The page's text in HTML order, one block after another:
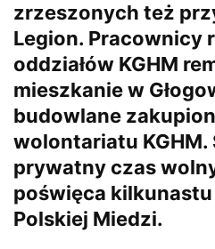
zrzeszonych też
Legion. Pracownicy
oddziałów KGHM
mieszkanie w
budowlane
wolontariatu KGHM.
prywatny czas
poświęca
Polskiej Miedzi.